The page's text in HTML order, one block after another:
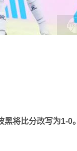
将比分改写为1-0。